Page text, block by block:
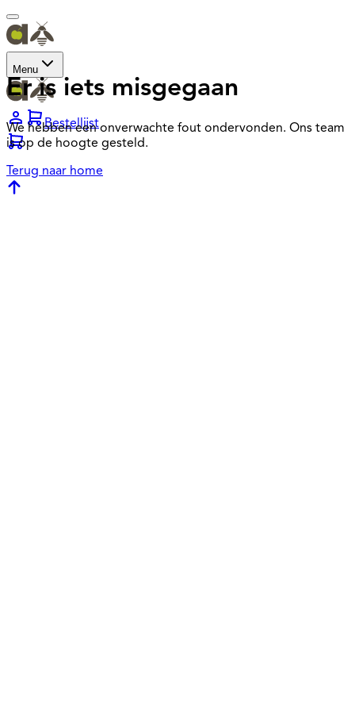
Menu
Bestellijst
Er is iets misgegaan
We hebben een onverwachte fout ondervonden. Ons team
is op de hoogte gesteld.
Terug naar home